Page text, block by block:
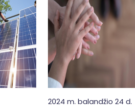
2024 m. balandžio 24 d.